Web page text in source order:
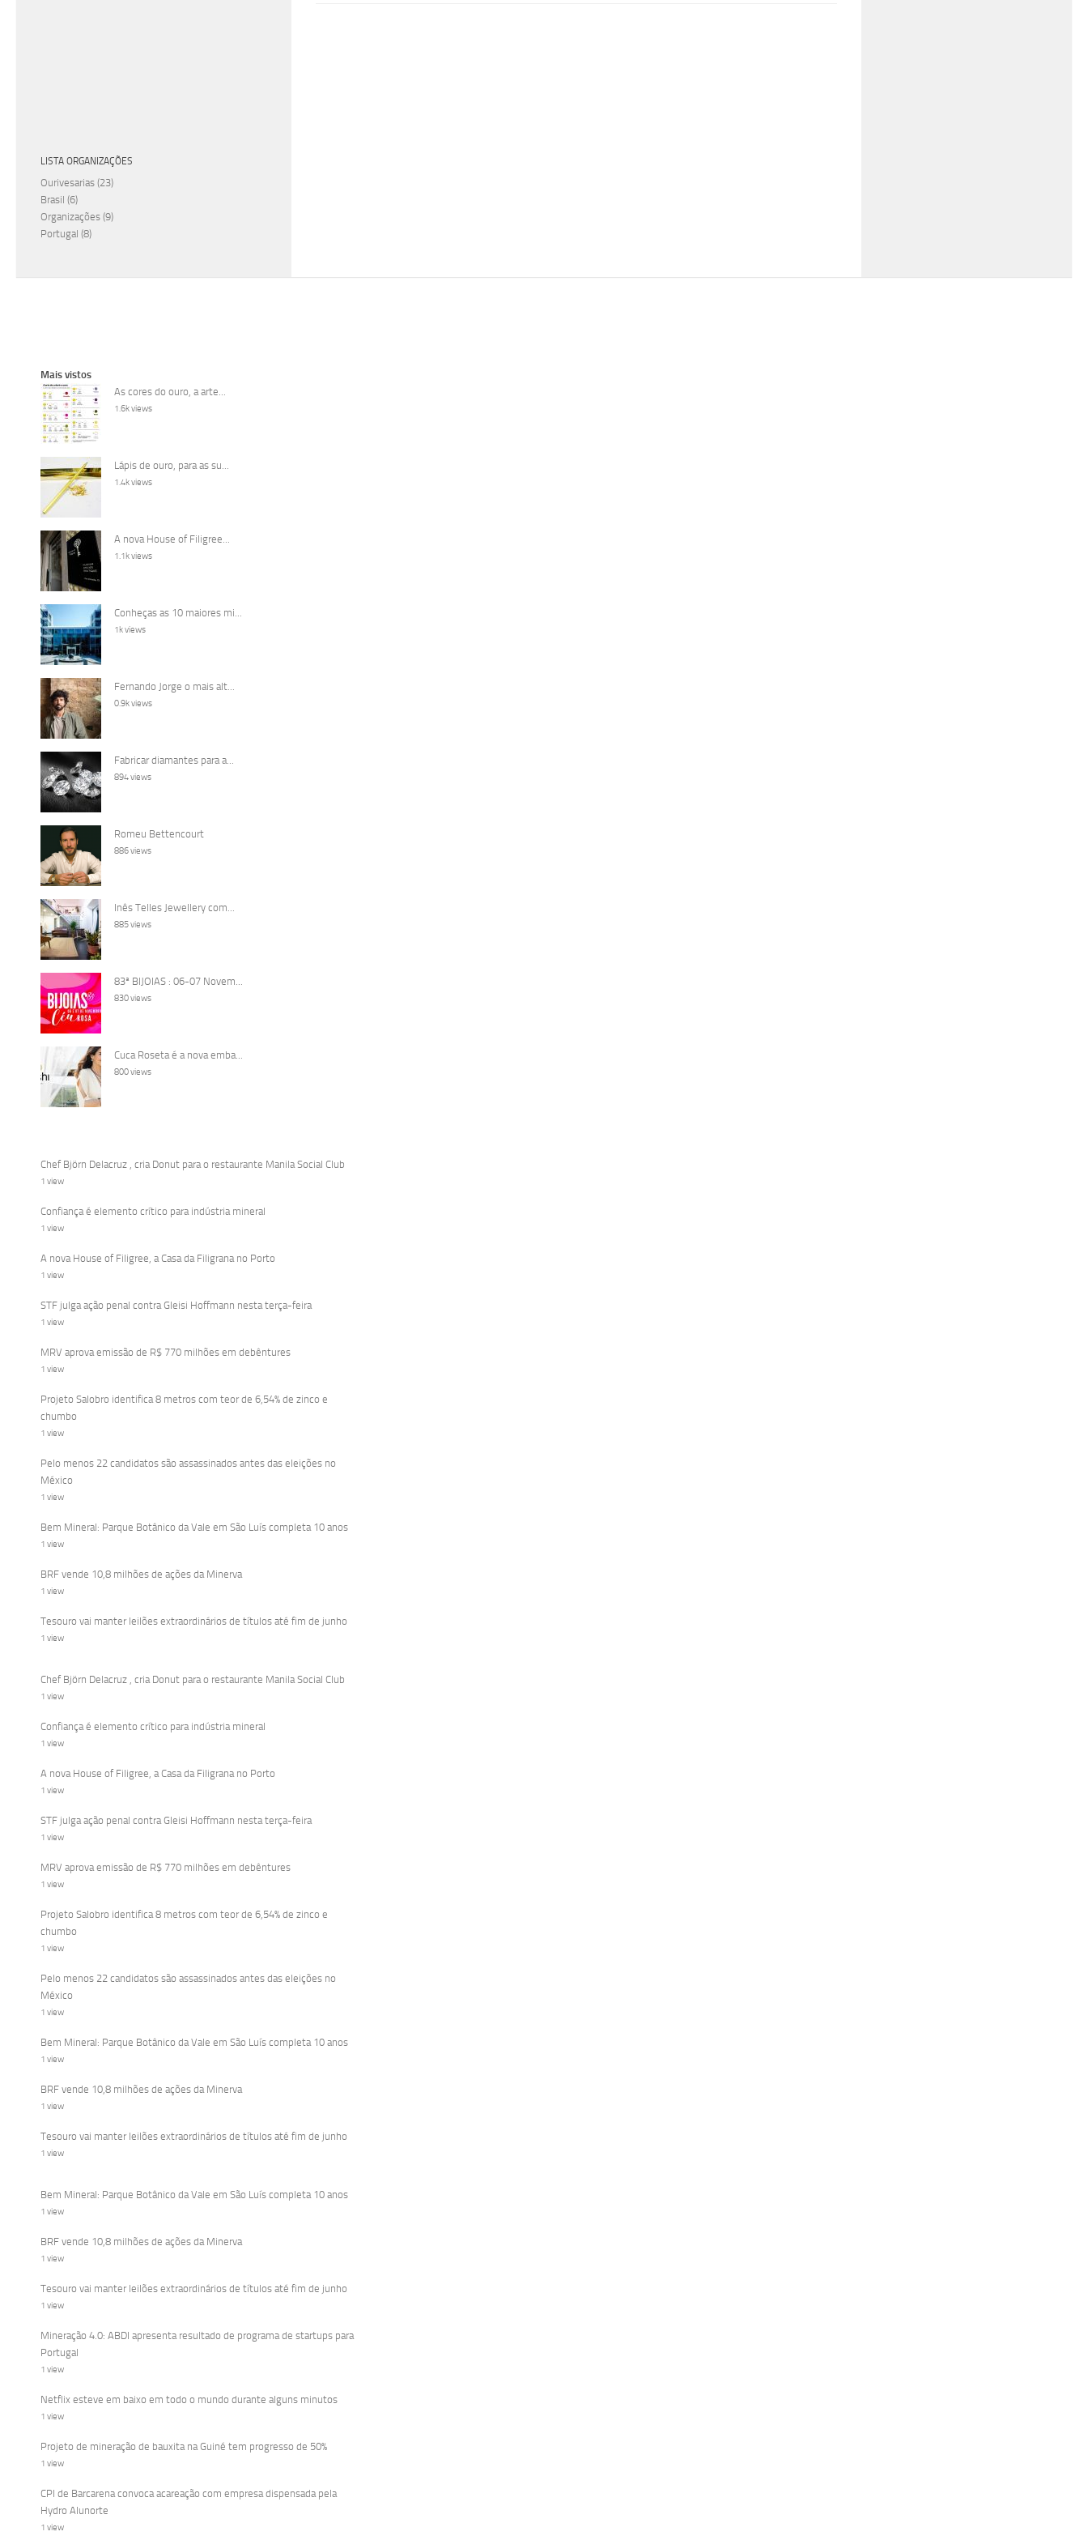
LISTA ORGANIZAÇÕES
Ourivesarias (23)
Brasil (6)
Organizações (9)
Portugal (8)
Mais vistos
As cores do ouro, a arte...
1.6k views
Lápis de ouro, para as su...
1.4k views
A nova House of Filigree...
1.1k views
Conheças as 10 maiores mi...
1k views
Fernando Jorge o mais alt...
0.9k views
Fabricar diamantes para a...
894 views
Romeu Bettencourt
886 views
Inês Telles Jewellery com...
885 views
83ª BIJOIAS : 06-07 Novem...
830 views
Cuca Roseta é a nova emba...
800 views
Chef Björn Delacruz , cria Donut para o restaurante Manila Social Club
1 view
Confiança é elemento crítico para indústria mineral
1 view
A nova House of Filigree, a Casa da Filigrana no Porto
1 view
STF julga ação penal contra Gleisi Hoffmann nesta terça-feira
1 view
MRV aprova emissão de R$ 770 milhões em debêntures
1 view
Projeto Salobro identifica 8 metros com teor de 6,54% de zinco e
chumbo
1 view
Pelo menos 22 candidatos são assassinados antes das eleições no
México
1 view
Bem Mineral: Parque Botânico da Vale em São Luís completa 10 anos
1 view
BRF vende 10,8 milhões de ações da Minerva
1 view
Tesouro vai manter leilões extraordinários de títulos até fim de junho
1 view
Chef Björn Delacruz , cria Donut para o restaurante Manila Social Club
1 view
Confiança é elemento crítico para indústria mineral
1 view
A nova House of Filigree, a Casa da Filigrana no Porto
1 view
STF julga ação penal contra Gleisi Hoffmann nesta terça-feira
1 view
MRV aprova emissão de R$ 770 milhões em debêntures
1 view
Projeto Salobro identifica 8 metros com teor de 6,54% de zinco e
chumbo
1 view
Pelo menos 22 candidatos são assassinados antes das eleições no
México
1 view
Bem Mineral: Parque Botânico da Vale em São Luís completa 10 anos
1 view
BRF vende 10,8 milhões de ações da Minerva
1 view
Tesouro vai manter leilões extraordinários de títulos até fim de junho
1 view
Bem Mineral: Parque Botânico da Vale em São Luís completa 10 anos
1 view
BRF vende 10,8 milhões de ações da Minerva
1 view
Tesouro vai manter leilões extraordinários de títulos até fim de junho
1 view
Mineração 4.0: ABDI apresenta resultado de programa de startups para
Portugal
1 view
Netflix esteve em baixo em todo o mundo durante alguns minutos
1 view
Projeto de mineração de bauxita na Guiné tem progresso de 50%
1 view
CPI de Barcarena convoca acareação com empresa dispensada pela
Hydro Alunorte
1 view